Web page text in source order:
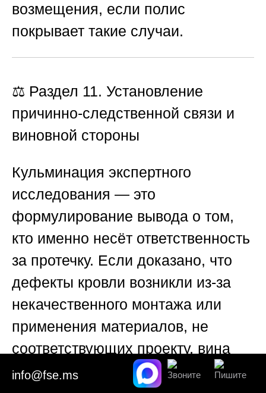
возмещения, если полис
покрывает такие случаи.
⚖️ Раздел 11. Установление
причинно-следственной связи и
виновной стороны
Кульминация экспертного
исследования — это
формулирование вывода о том,
кто именно несёт ответственность
за протечку. Если доказано, что
дефекты кровли возникли из-за
некачественного монтажа или
применения материалов, не
соответствующих проекту, вина
ложится на подрядчика. Если
info@fse.ms